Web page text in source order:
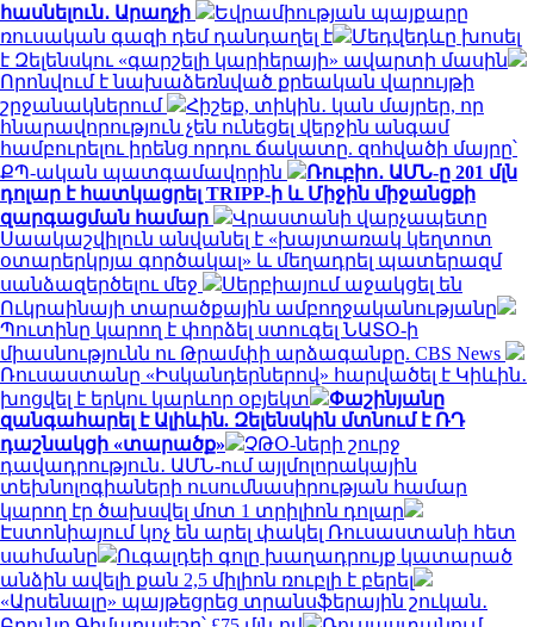
հասնելուն․ Արաղչի
Եվրամիության պայքարը
ռուսական գազի դեմ դանդաղել է
Մեդվեդևը խոսել
է Զելենսկու «գարշելի կարիերայի» ավարտի մասին
Որոնվում է նախաձեռնված քրեական վարույթի
շրջանակներում
Հիշեք, տիկին․ կան մայրեր, որ
հնարավորություն չեն ունեցել վերջին անգամ
համբուրելու իրենց որդու ճակատը. զոհվածի մայրը՝
ՔՊ-ական պատգամավորին
Ռուբիո․ ԱՄՆ-ը 201 մլն
դոլար է հատկացրել TRIPP-ի և Միջին միջանցքի
զարգացման համար
Վրաստանի վարչապետը
Սաակաշվիլուն անվանել է «խայտառակ կեղտոտ
օտարերկրյա գործակալ» և մեղադրել պատերազմ
սանձազերծելու մեջ
Սերբիայում աջակցել են
Ուկրաինայի տարածքային ամբողջականությանը
Պուտինը կարող է փորձել ստուգել ՆԱՏՕ-ի
միասնությունն ու Թրամփի արձագանքը. CBS News
Ռուսաստանը «Իսկանդերներով» հարվածել է Կիևին․
խոցվել է երկու կարևոր օբյեկտ
Փաշինյանը
զանգահարել է Ալիևին. Զելենսկին մտնում է ՌԴ
դաշնակցի «տարածք»
ՉԹՕ-ների շուրջ
դավադրություն․ ԱՄՆ-ում այլմոլորակային
տեխնոլոգիաների ուսումնասիրության համար
կարող էր ծախսվել մոտ 1 տրիլիոն դոլար
Էստոնիայում կոչ են արել փակել Ռուսաստանի հետ
սահմանը
Ուգալդեի գոլը խաղադրույք կատարած
անձին ավելի քան 2,5 միլիոն ռուբլի է բերել
«Արսենալը» պայթեցրեց տրանսֆերային շուկան․